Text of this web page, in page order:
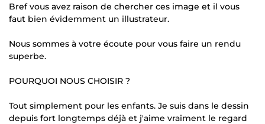
Bref vous avez raison de chercher ces image et il vous
faut bien évidemment un illustrateur.
Nous sommes à votre écoute pour vous faire un rendu
superbe.
POURQUOI NOUS CHOISIR ?
Tout simplement pour les enfants. Je suis dans le dessin
depuis fort longtemps déjà et j'aime vraiment le regard